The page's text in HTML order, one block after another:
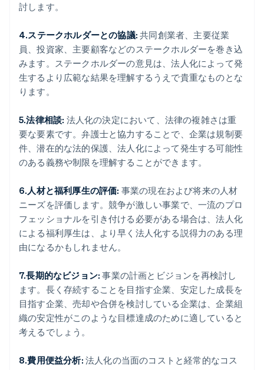
討します。
4.ステークホルダーとの協議: 共同創業者、主要従業
員、投資家、主要顧客などのステークホルダーを巻き込
みます。ステークホルダーの意見は、法人化によって発
生するより広範な結果を理解するうえで貴重なものとな
ります。
5.法律相談: 法人化の決定において、法律の複雑さは重
要な要素です。弁護士と協力することで、企業は規制要
件、潜在的な法的保護、法人化によって発生する可能性
のある義務や制限を理解することができます。
6.人材と福利厚生の評価: 事業の現在および将来の人材
ニーズを評価します。競争が激しい事業で、一流のプロ
フェッショナルを引き付ける必要がある場合は、法人化
による福利厚生は、より早く法人化する説得力のある理
由になるかもしれません。
7.長期的なビジョン: 事業の計画とビジョンを再検討し
ます。長く存続することを目指す企業、安定した成長を
目指す企業、売却や合併を検討している企業は、企業組
織の安定性がこのような目標達成のために適していると
考えるでしょう。
8.費用便益分析: 法人化の当面のコストと経常的なコス